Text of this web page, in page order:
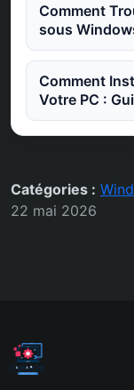
Comment
sous
Comment
Votre PC :
Catégories :
22 mai 2026